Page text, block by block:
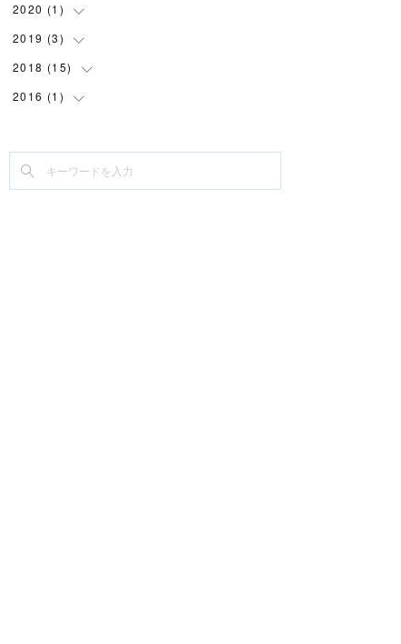
( 1
(1
( 1
(1
( 2)
( 2
2020 (1 )
(1
2019 (3)
( 1)
( 2
2018 (15)
( 1
(1)
2016 (1 )